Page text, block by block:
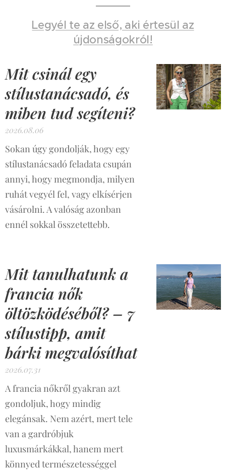
Legyél te az első, aki értesül az
újdonságokról!
Mit csinál egy
stílustanácsadó, és
miben tud segíteni?
2026.08.06
Sokan úgy gondolják, hogy egy
stílustanácsadó feladata csupán
annyi, hogy megmondja, milyen
ruhát vegyél fel, vagy elkísérjen
vásárolni. A valóság azonban
ennél sokkal összetettebb.
Mit tanulhatunk a
francia nők
öltözködéséből? – 7
stílustipp, amit
bárki megvalósíthat
2026.07.31
A francia nőkről gyakran azt
gondoljuk, hogy mindig
elegánsak. Nem azért, mert tele
van a gardróbjuk
luxusmárkákkal, hanem mert
könnyed természetességgel